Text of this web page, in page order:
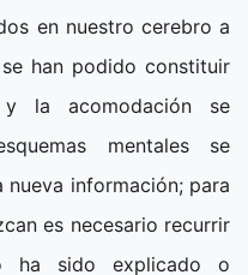
en nuestro cerebro a
han podido constituir
la acomodación se
mentales se
información; para
es necesario recurrir
ha sido explicado o